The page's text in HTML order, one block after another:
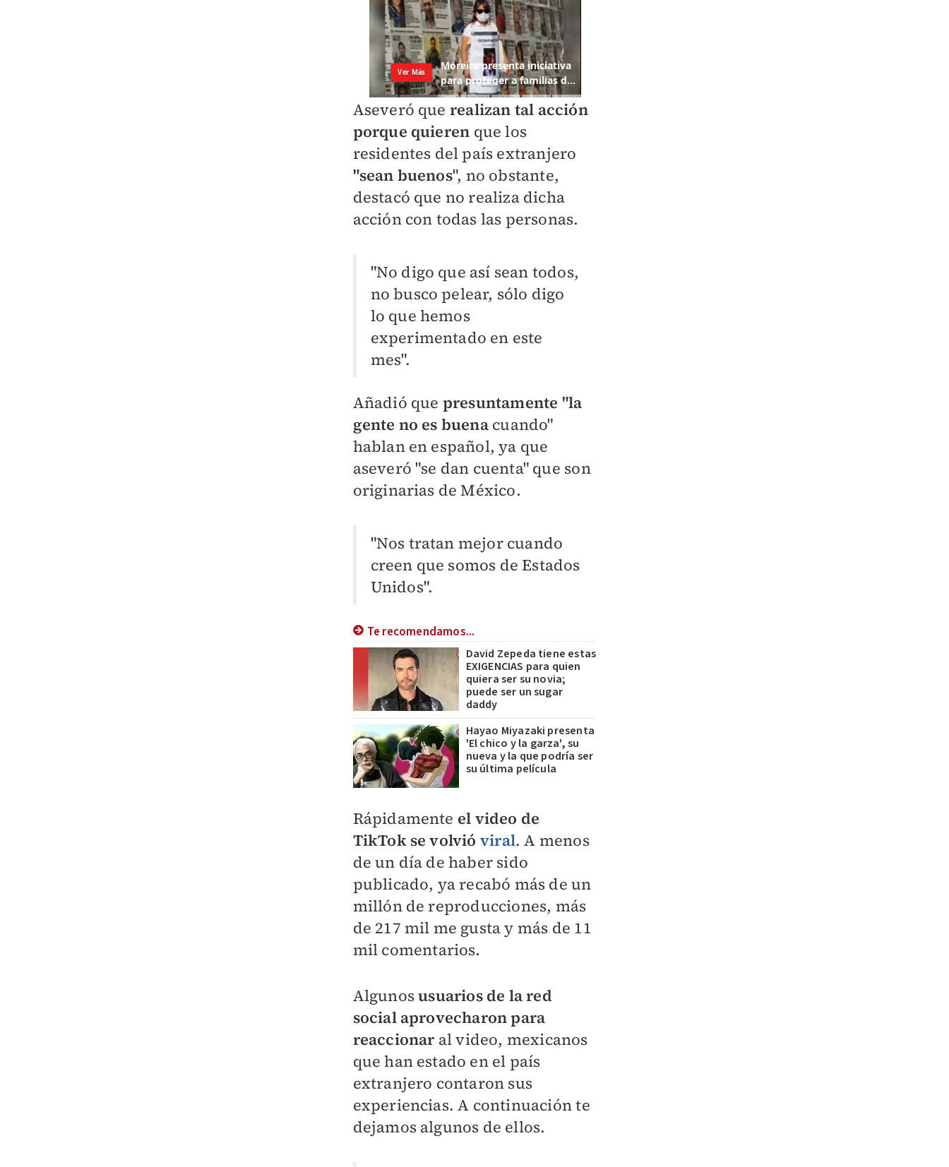
Aseveró que realizan tal acción
porque quieren que los
residentes del país extranjero
"sean buenos", no obstante,
destacó que no realiza dicha
acción con todas las personas.
"No digo que así sean todos,
no busco pelear, sólo digo
lo que hemos
experimentado en este
mes".
Añadió que presuntamente "la
gente no es buenacuando"
hablan en español, ya que
aseveró "se dan cuenta" que son
originarias de México.
"Nos tratan mejor cuando
creen que somos de Estados
Unidos".
Te recomendamos...
David Zepeda tiene estas
EXIGENCIAS para quien
quiera ser su novia;
puede ser un sugar
daddy
Hayao Miyazaki presenta
'El chico y la garza', su
nueva y la que podría ser
su última película
Rápidamente el video de
TikTok se volvió viral. A menos
de un día de haber sido
publicado, ya recabó más de un
millón de reproducciones, más
de 217 mil me gusta y más de 11
mil comentarios.
Algunosusuarios de la red
social aprovecharon para
reaccionar al video, mexicanos
que han estado en el país
extranjero contaron sus
experiencias. A continuación te
dejamos algunos de ellos.